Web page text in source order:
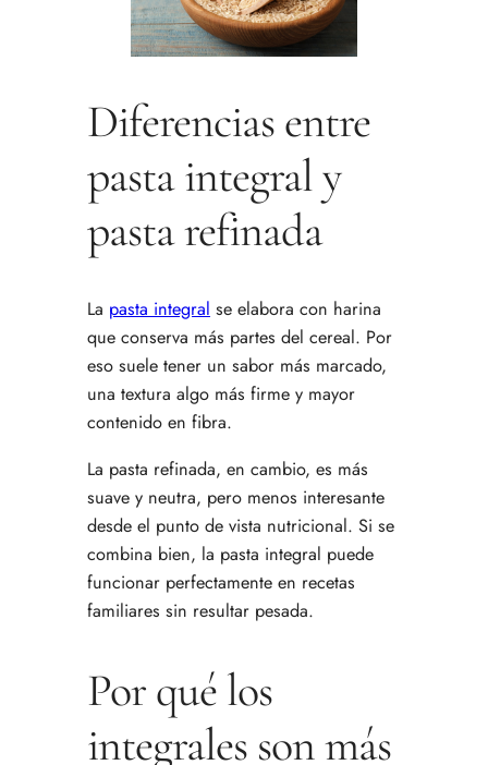
Diferencias entre
pasta integral y
pasta refinada
La pasta integral se elabora con harina
que conserva más partes del cereal. Por
eso suele tener un sabor más marcado,
una textura algo más firme y mayor
contenido en fibra.
La pasta refinada, en cambio, es más
suave y neutra, pero menos interesante
desde el punto de vista nutricional. Si se
combina bien, la pasta integral puede
funcionar perfectamente en recetas
familiares sin resultar pesada.
Por qué los
integrales son más